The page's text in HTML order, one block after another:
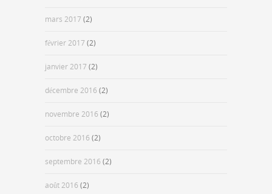
mars 2017 (2)
février 2017 (2)
janvier 2017 (2)
décembre 2016 (2)
novembre 2016 (2)
octobre 2016 (2)
septembre 2016 (2)
août 2016 (2)